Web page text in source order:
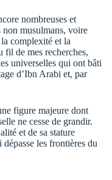
nombreuses et
non musulmans, voire
complexité et la
fil de mes recherches,
universelles qui ont bâti
d’Ibn Arabi et, par
figure majeure dont
ne cesse de grandir.
et de sa stature
les frontières du